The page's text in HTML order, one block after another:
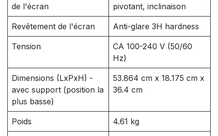
de l'écran
pivotant, inclinaison
Revêtement de l'écran Anti-glare 3H hardness
Tension
CA 100-240 V (50/60
Hz)
Dimensions (LxPxH) -
avec support (position la
plus basse)
53.864 cm x 18.175 cm x
36.4 cm
Poids 4.61 kg